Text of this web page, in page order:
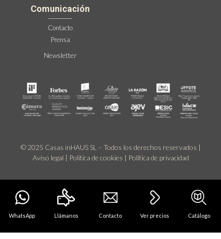
Comunicación
Contacto
Prensa
Newsletter
© 2025 Casas inHAUS SL – Todos los derechos reservados |
Aviso legal | Política de cookies | Política de privacidad
WhatsApp Llámanos Contacto Ver precios Catálogo